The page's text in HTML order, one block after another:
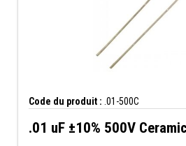
Code du produit : .01-500C
.01 uF ±10% 500V